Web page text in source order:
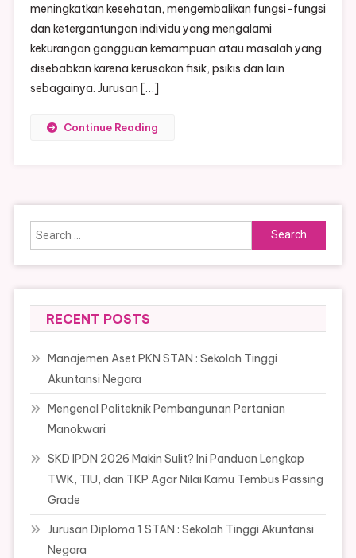
meningkatkan kesehatan, mengembalikan fungsi-fungsi
dan ketergantungan individu yang mengalami
kekurangan gangguan kemampuan atau masalah yang
disebabkan karena kerusakan fisik, psikis dan lain
sebagainya. Jurusan […]
Continue Reading
Search
for:
RECENT POSTS
Manajemen Aset PKN STAN : Sekolah Tinggi
Akuntansi Negara
Mengenal Politeknik Pembangunan Pertanian
Manokwari
SKD IPDN 2026 Makin Sulit? Ini Panduan Lengkap
TWK, TIU, dan TKP Agar Nilai Kamu Tembus Passing
Grade
Jurusan Diploma 1 STAN : Sekolah Tinggi Akuntansi
Negara